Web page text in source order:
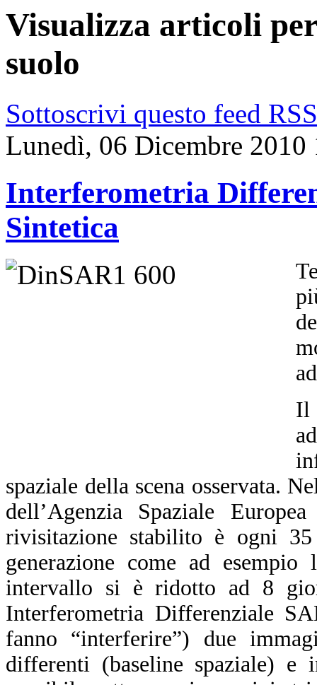
Visualizza articoli
suolo
Sottoscrivi questo feed RSS
Lunedì, 06 Dicembre 2010
Interferometria
Sintetica
Il
spaziale della scena osservata.
dell’Agenzia Spaziale
rivisitazione stabilito è ogni
generazione come ad
intervallo si è ridotto ad 8
Interferometria Differenziale
fanno “interferire”) due
differenti (baseline spaziale) e